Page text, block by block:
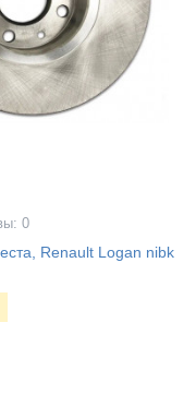
0
Renault Logan nibk